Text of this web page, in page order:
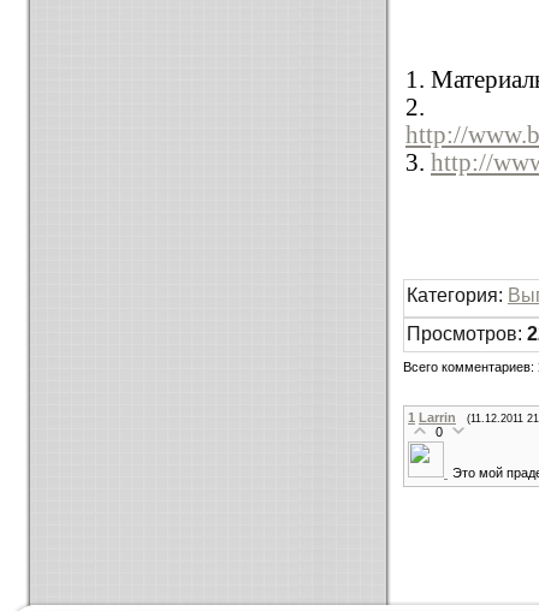
1.
2.
http://
3. http://
Категория:
Просмотров:
Всего комментариев:
1 Larrin (11.12.2011
0
Это мой